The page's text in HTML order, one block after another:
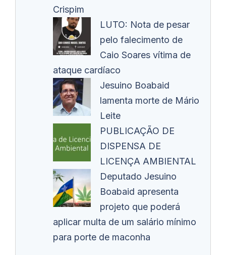
Crispim
LUTO: Nota de pesar
pelo falecimento de
Caio Soares vítima de
ataque cardíaco
Jesuino Boabaid
lamenta morte de Mário
Leite
PUBLICAÇÃO DE
DISPENSA DE
LICENÇA AMBIENTAL
Deputado Jesuino
Boabaid apresenta
projeto que poderá
aplicar multa de um salário mínimo
para porte de maconha